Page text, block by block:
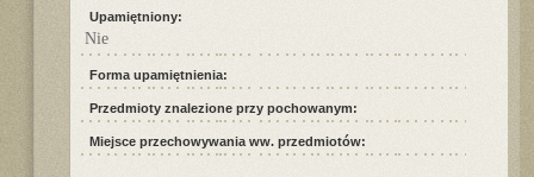
Upamiętniony:
Nie
Forma upamiętnienia:
Przedmioty znalezione przy pochowanym:
Miejsce przechowywania ww. przedmiotów: